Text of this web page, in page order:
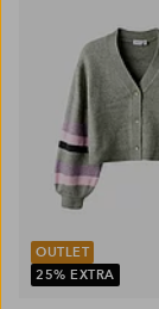
OUTLET
25% EXTRA